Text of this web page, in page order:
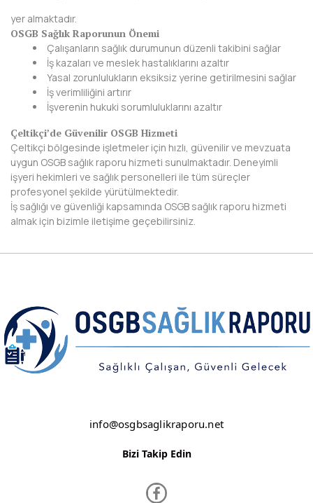
BURDUR
BURSA
ÇANAKKALE
ÇORUM
DENİZLİ
DİYARBAKIR
ERZİNCAN
ERZURUM
yer almaktadır.
OSGB Sağlık Raporunun Önemi
Çalışanların sağlık durumunun düzenli takibini sağlar
İş kazaları ve meslek hastalıklarını azaltır
Yasal zorunlulukların eksiksiz yerine getirilmesini sağlar
İş verimliliğini artırır
İşverenin hukuki sorumluluklarını azaltır
Çeltikçi’de Güvenilir OSGB Hizmeti
Çeltikçi bölgesinde işletmeler için hızlı, güvenilir ve mevzuata
uygun OSGB sağlık raporu hizmeti sunulmaktadır. Deneyimli
işyeri hekimleri ve sağlık personelleri ile tüm süreçler
profesyonel şekilde yürütülmektedir.
İş sağlığı ve güvenliği kapsamında OSGB sağlık raporu hizmeti
almak için bizimle iletişime geçebilirsiniz.
info@osgbsaglikraporu.net
Bizi Takip Edin